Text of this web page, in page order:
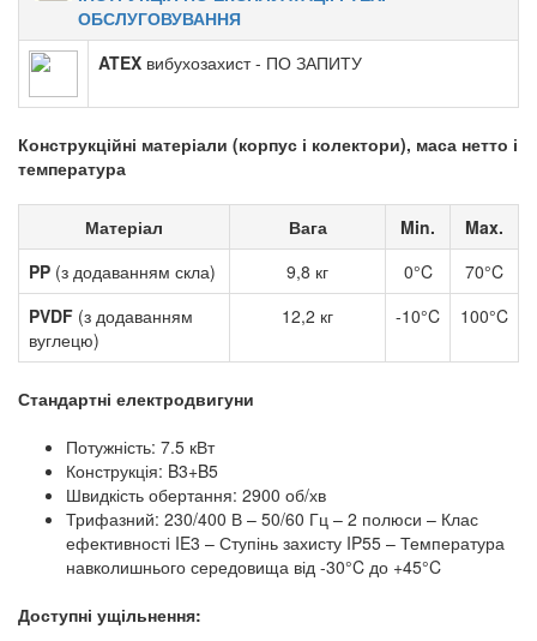
ОБСЛУГОВУВАННЯ
ATEX вибухозахист - ПО ЗАПИТУ
Конструкційні матеріали (корпус і колектори), маса нетто і
температура
Матеріал Вага Min.
Max.
PP (з додаванням скла) 9,8 кг 0°C
70°C
PVDF (з додаванням
вуглецю)
12,2 кг -10°C 100°C
Стандартні електродвигуни
Потужність: 7.5 кВт
Конструкція: B3+B5
Швидкість обертання: 2900 об/хв
Трифазний: 230/400 В – 50/60 Гц – 2 полюси – Клас
ефективності IE3 – Ступінь захисту IP55 – Температура
навколишнього середовища від -30°C до +45°C
Доступні ущільнення: